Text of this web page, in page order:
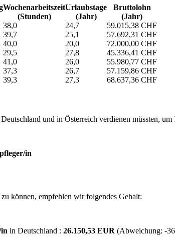
Wochen­arbeitszeit
(Stunden)
Urlaubs­tage
(Jahr)
Bruttolohn
(Jahr)
38,0 24,7
59.015,38 CHF
39,7 25,1
57.692,31 CHF
40,0 20,0
72.000,00 CHF
29,5 27,8
45.336,41 CHF
41,0 26,0
55.980,77 CHF
37,3 26,7
57.159,86 CHF
39,3 27,3 68.637,36 CHF
und in Österreich verdienen müssten,
in
können, empfehlen wir folgendes Gehalt:
in Deutschland : 26.150,53 EUR (Abweichung: -